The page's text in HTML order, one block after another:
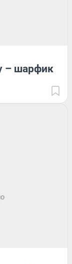
– шарфик